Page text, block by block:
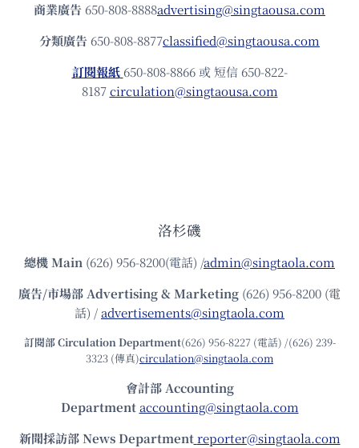
商業廣告 650-808-8888advertising@singtaousa.com
分類廣告 650-808-8877classified@singtaousa.com
訂閱報紙 650-808-8866 或 短信 650-822-
8187circulation@singtaousa.com
洛杉磯
總機Main (626) 956-8200(電話) /admin@singtaola.com
廣告/市場部Advertising & Marketing (626) 956-8200 (電
話) /advertisements@singtaola.com
訂閱部 Circulation Department(626) 956-8227 (電話) /(626) 239-
3323 (傳真)circulation@singtaola.com
會計部 Accounting
Department accounting@singtaola.com
新聞採訪部 News Department reporter@singtaola.com